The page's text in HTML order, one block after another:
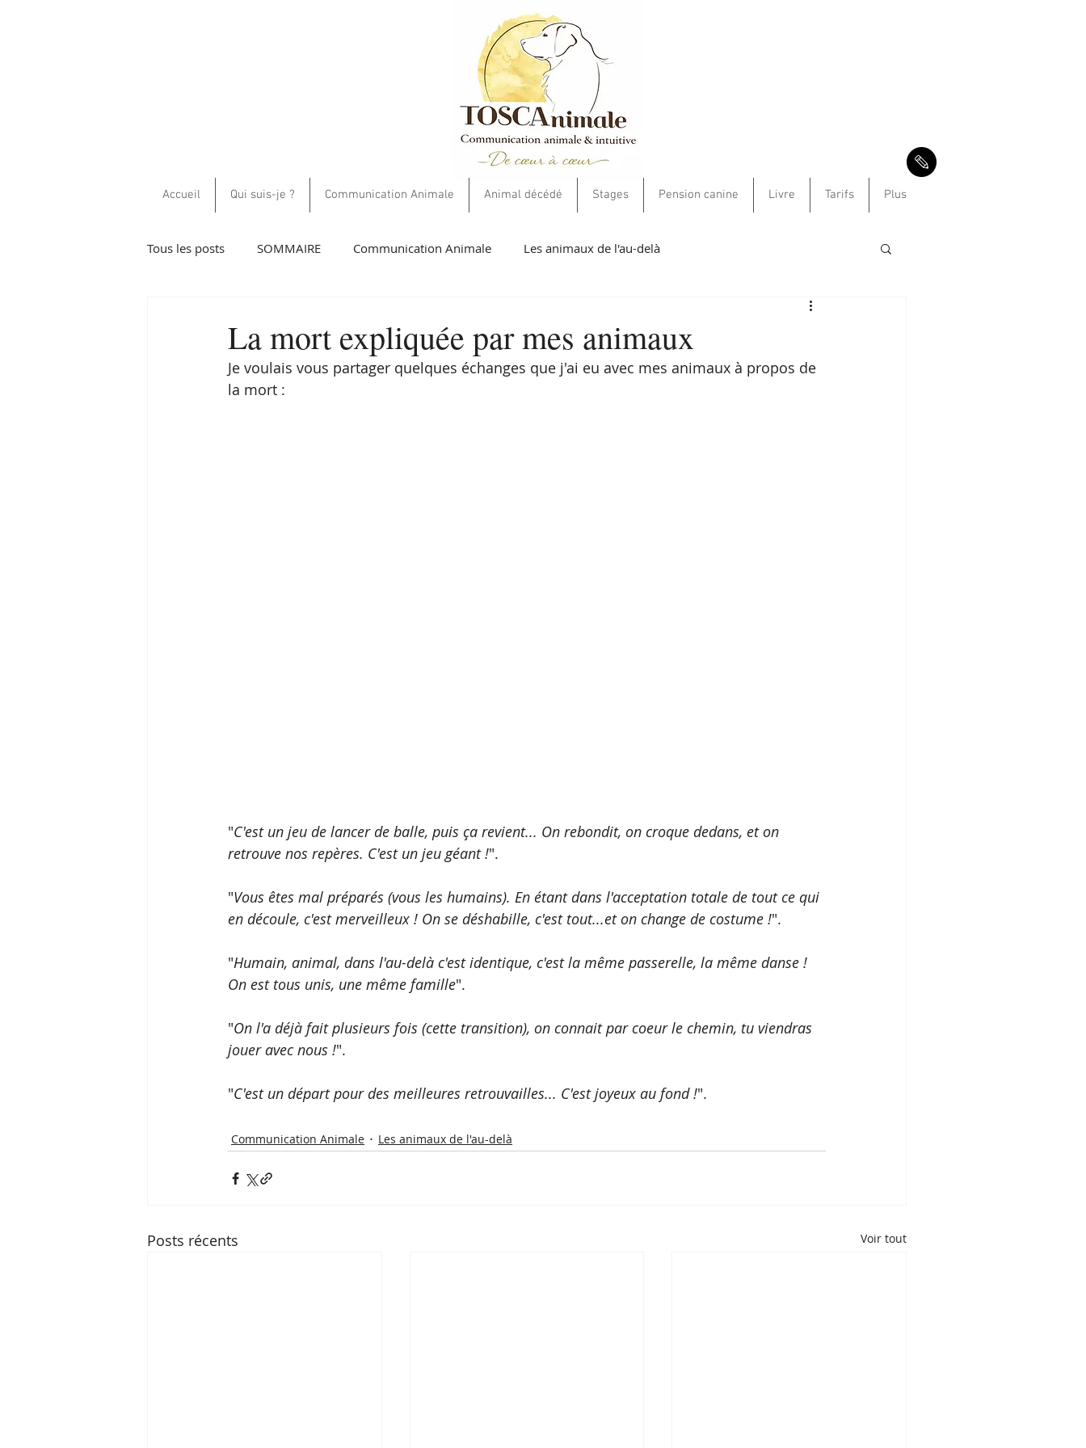
Accueil Qui suis-je ? Communication Animale Animal décédé Stages Pension canine Livre Tarifs Plus
Tous les posts SOMMAIRE Communication Animale Les animaux de l'au-delà
La mort expliquée par mes animaux
Je voulais vous partager quelques échanges que j'ai eu avec mes animaux à propos de
la mort :
"C'est un jeu de lancer de balle, puis ça revient... On rebondit, on croque dedans, et on
retrouve nos repères. C'est un jeu géant !".
"Vous êtes mal préparés (vous les humains). En étant dans l'acceptation totale de tout ce qui
en découle, c'est merveilleux ! On se déshabille, c'est tout...et on change de costume !".
"Humain, animal, dans l'au-delà c'est identique, c'est la même passerelle, la même danse !
On est tous unis, une même famille".
"On l'a déjà fait plusieurs fois (cette transition), on connait par coeur le chemin, tu viendras
jouer avec nous !".
"C'est un départ pour des meilleures retrouvailles... C'est joyeux au fond !".
Communication Animale Les animaux de l'au-delà
Posts récents Voir tout